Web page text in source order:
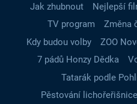
Jak zhubnout Nejlepší
TV program
Změna
Kdy budou volby
ZOO
7 pádů Honzy Dědka
Tatarák podle
Pěstování lichořeřišnice